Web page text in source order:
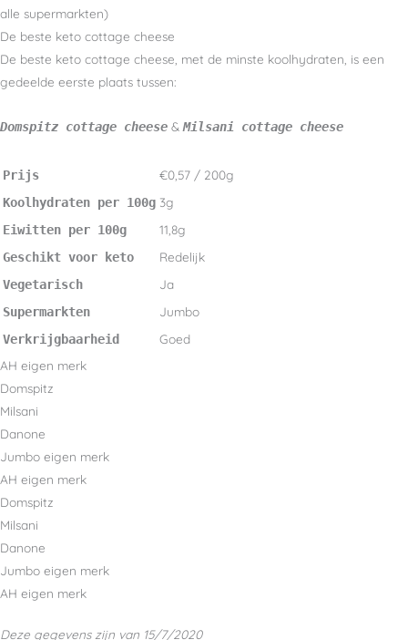
alle supermarkten)
De beste keto cottage cheese
De beste keto cottage cheese, met de minste koolhydraten, is een
gedeelde eerste plaats tussen:
Domspitz cottage cheese & Milsani cottage cheese
Prijs €0,57 / 200g
Koolhydraten per 100g 3g
Eiwitten per 100g 11,8g
Geschikt voor keto Redelijk
Vegetarisch Ja
Supermarkten Jumbo
Verkrijgbaarheid
Goed
AH eigen merk
Domspitz
Milsani
Danone
Jumbo eigen merk
AH eigen merk
Domspitz
Milsani
Danone
Jumbo eigen merk
AH eigen merk
Deze gegevens zijn van 15/7/2020